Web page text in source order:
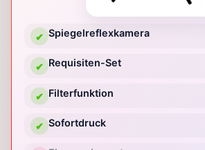
✔ Spiegelreflexkamera
✔ Requisiten-Set
✔ Filterfunktion
✔ Sofortdruck